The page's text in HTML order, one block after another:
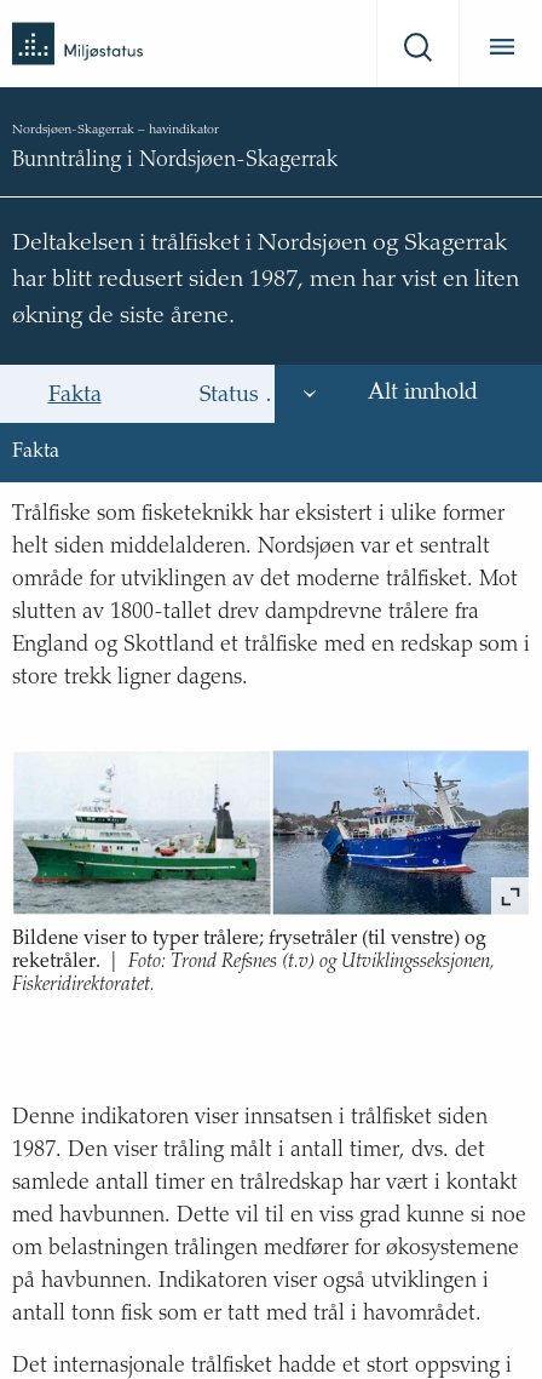
Miljøstatus
til
forsiden
Søk
Nordsjøen-Skagerrak – havindikator
Bunntråling i Nordsjøen-Skagerrak
Deltakelsen i trålfisket i Nordsjøen og Skagerrak
har blitt redusert siden 1987, men har vist en liten
økning de siste årene.
Fakta Status og trend Årsak til
Alt innhold
Fakta
Status og trend
Årsak til trendene
Konsekvenser
Om havindikatoren
Bunntråling i Nordsjøen-Skagerrak
Fiskedødelighet i Nordsjøen
Tilførsler fra petroleumsvirksomhet i Nordsjøen
Utslipp av radioaktive stoffer fra olje og gass til
Nordsjøen
Fakta
Trålfiske som fisketeknikk har eksistert i ulike former
helt siden middelalderen. Nordsjøen var et sentralt
område for utviklingen av det moderne trålfisket. Mot
slutten av 1800-tallet drev dampdrevne trålere fra
England og Skottland et trålfiske med en redskap som i
store trekk ligner dagens.
Bildene viser to typer trålere; frysetråler (til venstre) og
reketråler.
Foto: Trond Refsnes (t.v) og Utviklingsseksjonen,
Fiskeridirektoratet.
Denne indikatoren viser innsatsen i trålfisket siden
1987. Den viser tråling målt i antall timer, dvs. det
samlede antall timer en trålredskap har vært i kontakt
med havbunnen. Dette vil til en viss grad kunne si noe
om belastningen trålingen medfører for økosystemene
på havbunnen. Indikatoren viser også utviklingen i
antall tonn fisk som er tatt med trål i havområdet.
Det internasjonale trålfisket hadde et stort oppsving i